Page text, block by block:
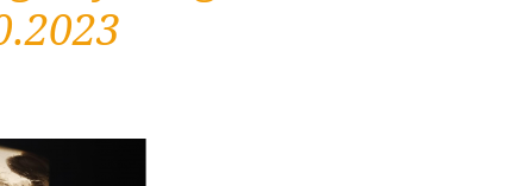
Kinder / Schule